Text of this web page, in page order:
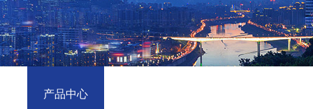
产品中心